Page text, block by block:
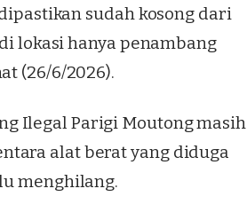
sudah kosong dari
lokasi hanya penambang
(26/6/2026).
Ilegal Parigi Moutong masih
alat berat yang diduga
menghilang.